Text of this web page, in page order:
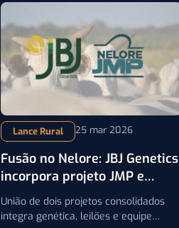
a necessidade de fortalecer o controle
de javalis no Brasil
Lance Rural 25 mar 2026
Fusão no Nelore: JBJ Genetics
incorpora projeto JMP e
juntos, ampliam atuação
União de dois projetos consolidados
integra genética, leilões e equipe